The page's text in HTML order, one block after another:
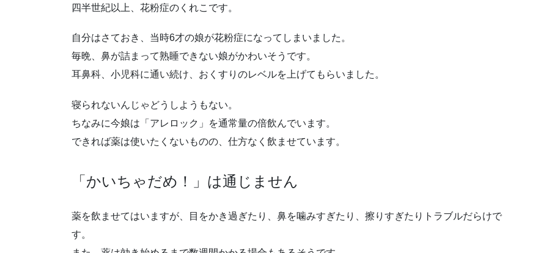
四半世紀以上、花粉症のくれこです。
自分はさておき、当時6才の娘が花粉症になってしまいました。
毎晩、鼻が詰まって熟睡できない娘がかわいそうです。
耳鼻科、小児科に通い続け、おくすりのレベルを上げてもらいました。
寝られないんじゃどうしようもない。
ちなみに今娘は「アレロック」を通常量の倍飲んでいます。
できれば薬は使いたくないものの、仕方なく飲ませています。
「かいちゃだめ！」は通じません
薬を飲ませてはいますが、目をかき過ぎたり、鼻を噛みすぎたり、擦りすぎたりトラブルだらけで
す。